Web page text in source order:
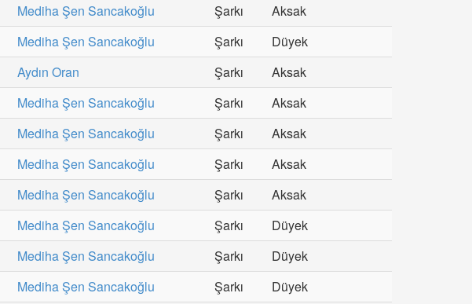
Mediha Şen Sancakoğlu Şarkı
Aksak
Mediha Şen Sancakoğlu Şarkı
Düyek
Aydın Oran Şarkı
Aksak
Mediha Şen Sancakoğlu Şarkı
Aksak
Mediha Şen Sancakoğlu Şarkı
Aksak
Mediha Şen Sancakoğlu Şarkı
Aksak
Mediha Şen Sancakoğlu Şarkı
Aksak
Mediha Şen Sancakoğlu Şarkı
Düyek
Mediha Şen Sancakoğlu Şarkı
Düyek
Mediha Şen Sancakoğlu Şarkı
Düyek